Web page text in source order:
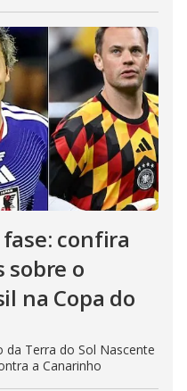
confira
sobre o
na Copa do
da Terra do Sol Nascente
a Canarinho